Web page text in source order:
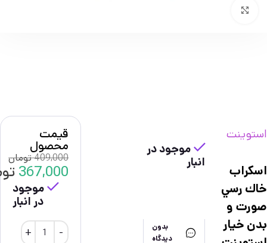
موجود در
انبار
بدون
دیدگاه
استوينت
اسكراب
خاك رسي
صورت و
بدن خيار
قیمت
محصول
409,000تومان
367,000
موجود
در انبار